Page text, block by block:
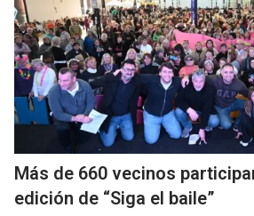
Más de 660 vecinos
edición de “Siga el baile”